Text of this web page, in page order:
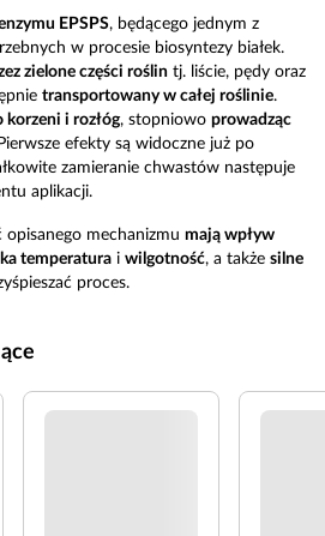
EPSPS, będącego jednym z
w procesie biosyntezy białek.
zielone części roślin tj. liście, pędy oraz
transportowany w całej roślinie.
i rozłóg, stopniowo prowadząc
efekty są widoczne już po
zamieranie chwastów następuje
aplikacji.
opisanego mechanizmu mają wpływ
temperatura i wilgotność, a także silne
proces.